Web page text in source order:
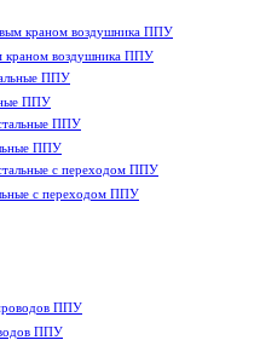
краном воздушника ППУ
ППУ
ППУ
с переходом ППУ
ППУ